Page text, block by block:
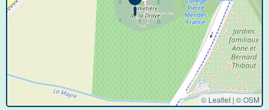
© Leaflet | ©OSM